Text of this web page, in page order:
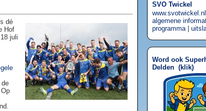
dé
Hof
juli
de
SVO Twickel
www.svotwickel.nl
algemene
programma|
Word ook
Delden (klik)